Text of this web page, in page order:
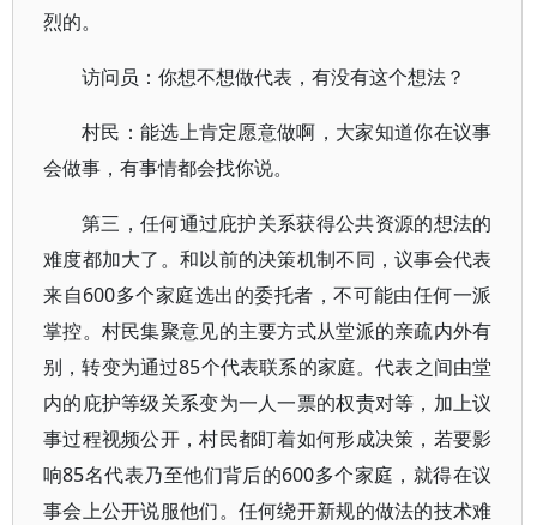
烈的。
访问员：你想不想做代表，有没有这个想法？
村民：能选上肯定愿意做啊，大家知道你在议事
会做事，有事情都会找你说。
第三，任何通过庇护关系获得公共资源的想法的
难度都加大了。和以前的决策机制不同，议事会代表
来自600多个家庭选出的委托者，不可能由任何一派
掌控。村民集聚意见的主要方式从堂派的亲疏内外有
别，转变为通过85个代表联系的家庭。代表之间由堂
内的庇护等级关系变为一人一票的权责对等，加上议
事过程视频公开，村民都盯着如何形成决策，若要影
响85名代表乃至他们背后的600多个家庭，就得在议
事会上公开说服他们。任何绕开新规的做法的技术难